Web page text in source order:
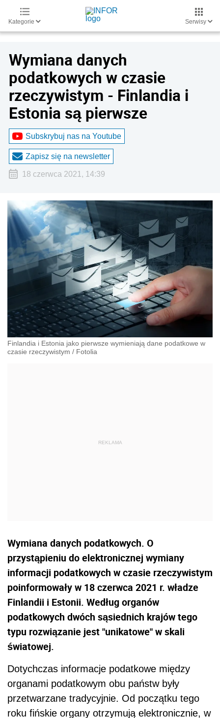
Kategorie Serwisy
Wymiana danych
podatkowych w czasie
rzeczywistym - Finlandia i
Estonia są pierwsze
Subskrybuj nas na Youtube
Zapisz się na newsletter
18 czerwca 2021, 14:39
Finlandia i Estonia jako pierwsze wymieniają dane podatkowe w
czasie rzeczywistym / Fotolia
Wymiana danych podatkowych. O
przystąpieniu do elektronicznej wymiany
informacji podatkowych w czasie rzeczywistym
poinformowały w 18 czerwca 2021 r. władze
Finlandii i Estonii. Według organów
podatkowych dwóch sąsiednich krajów tego
typu rozwiązanie jest "unikatowe" w skali
światowej.
Dotychczas informacje podatkowe między
organami podatkowym obu państw były
przetwarzane tradycyjnie. Od początku tego
roku fińskie organy otrzymują elektronicznie, w